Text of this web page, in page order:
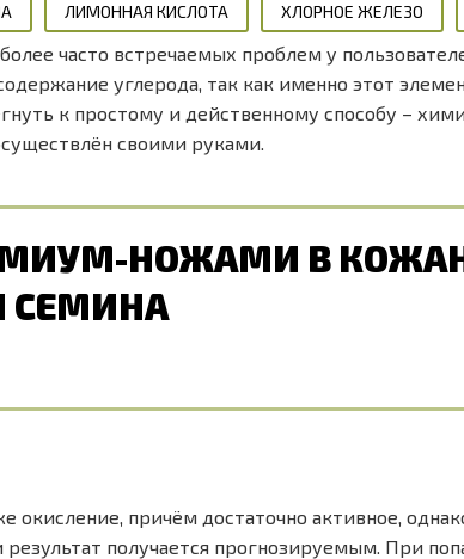
ЛИМОННАЯ КИСЛОТА ХЛОРНОЕ ЖЕЛЕЗО
часто встречаемых проблем у
углерода, так как именно этот
к простому и действенному способу –
своими руками.
НОЖАМИ В
СЕМИНА
окисление, причём достаточно активное,
получается прогнозируемым. При